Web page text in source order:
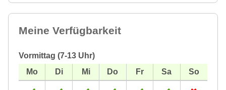
Meine Verfügbarkeit
Vormittag (7-13 Uhr)